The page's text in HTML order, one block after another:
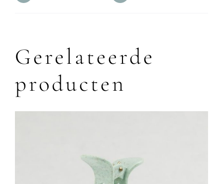
Gerelateerde
producten